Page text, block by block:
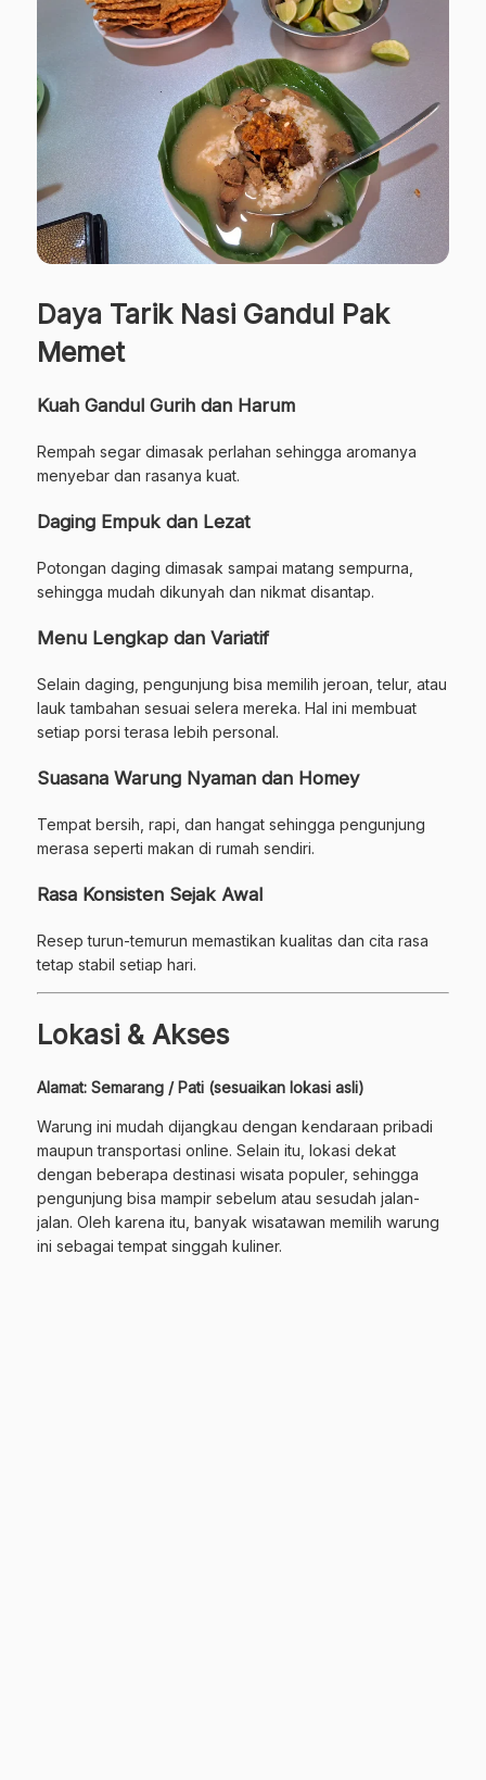
Daya Tarik Nasi Gandul Pak
Memet
Kuah Gandul Gurih dan Harum
Rempah segar dimasak perlahan sehingga aromanya
menyebar dan rasanya kuat.
Daging Empuk dan Lezat
Potongan daging dimasak sampai matang sempurna,
sehingga mudah dikunyah dan nikmat disantap.
Menu Lengkap dan Variatif
Selain daging, pengunjung bisa memilih jeroan, telur, atau
lauk tambahan sesuai selera mereka. Hal ini membuat
setiap porsi terasa lebih personal.
Suasana Warung Nyaman dan Homey
Tempat bersih, rapi, dan hangat sehingga pengunjung
merasa seperti makan di rumah sendiri.
Rasa Konsisten Sejak Awal
Resep turun-temurun memastikan kualitas dan cita rasa
tetap stabil setiap hari.
Lokasi & Akses
Alamat: Semarang / Pati (sesuaikan lokasi asli)
Warung ini mudah dijangkau dengan kendaraan pribadi
maupun transportasi online. Selain itu, lokasi dekat
dengan beberapa destinasi wisata populer, sehingga
pengunjung bisa mampir sebelum atau sesudah jalan-
jalan. Oleh karena itu, banyak wisatawan memilih warung
ini sebagai tempat singgah kuliner.